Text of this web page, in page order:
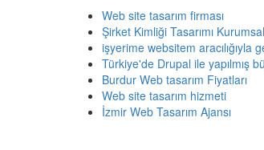
Web site tasarım firması
Şirket Kimliği Tasarımı
işyerime websitem aracılığıyla
Türkiye'de Drupal ile yapılmış
Burdur Web tasarım Fiyatları
Web site tasarım hizmeti
İzmir Web Tasarım Ajansı